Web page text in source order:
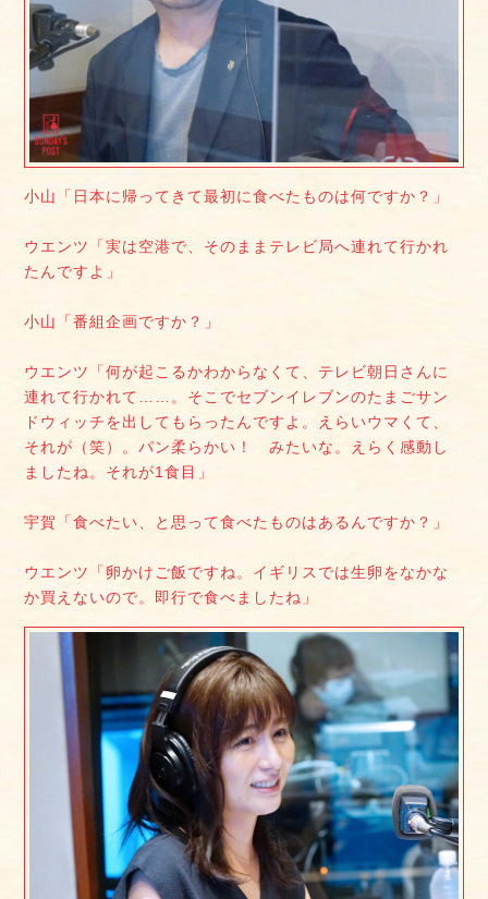
小山「日本に帰ってきて最初に食べたものは何ですか？」
ウエンツ「実は空港で、そのままテレビ局へ連れて行かれ
たんですよ」
小山「番組企画ですか？」
ウエンツ「何が起こるかわからなくて、テレビ朝日さんに
連れて行かれて……。そこでセブンイレブンのたまごサン
ドウィッチを出してもらったんですよ。えらいウマくて、
それが（笑）。パン柔らかい！ みたいな。えらく感動し
ましたね。それが1食目」
宇賀「食べたい、と思って食べたものはあるんですか？」
ウエンツ「卵かけご飯ですね。イギリスでは生卵をなかな
か買えないので。即行で食べましたね」